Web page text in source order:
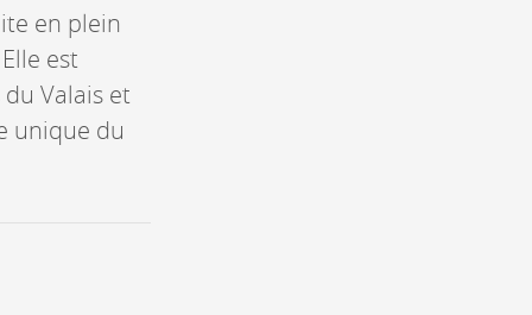
une nouvelle société
Lire et/ou s'inscrire à la newsletter
sur notre newsletter
à idées
en plein
est
Valais et
unique du